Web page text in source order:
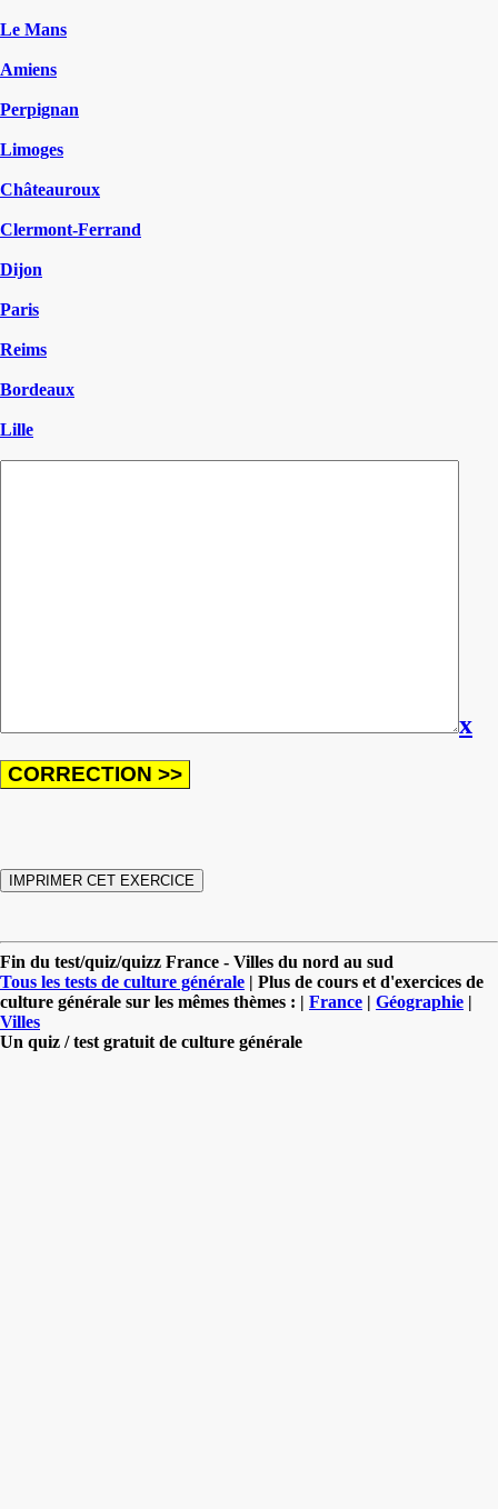
Le Mans
Amiens
Perpignan
Limoges
Châteauroux
Clermont-Ferrand
Dijon
Paris
Reims
Bordeaux
Lille
x
Fin du test/quiz/quizz France - Villes du nord au sud
Tous les tests de culture générale | Plus de cours et d'exercices de
culture générale sur les mêmes thèmes : | France | Géographie |
Villes
Un quiz / test gratuit de culture générale